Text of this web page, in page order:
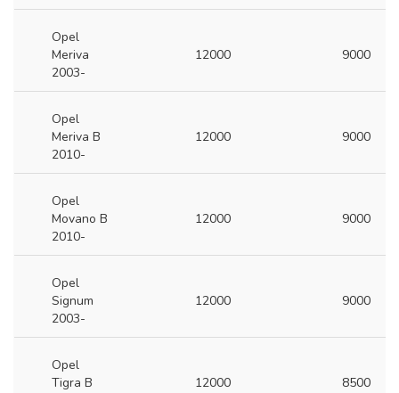
Opel
Meriva
2003-
12000 9000
Opel
Meriva B
2010-
12000 9000
Opel
Movano B
2010-
12000 9000
Opel
Signum
2003-
12000 9000
Opel
Tigra B
12000 8500